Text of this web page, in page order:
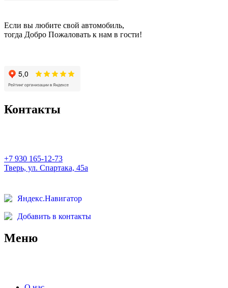
Если вы любите свой автомобиль,
тогда Добро Пожаловать к нам в гости!
Контакты
+7 930 165-12-73
Тверь, ул. Спартака, 45а
Яндекс.Навигатор
Добавить в контакты
Меню